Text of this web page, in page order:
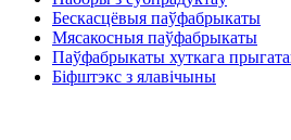
Бескасцёвыя паўфабрыкаты
Мясакосныя паўфабрыкаты
Паўфабрыкаты хуткага
Біфштэкс з ялавічыны